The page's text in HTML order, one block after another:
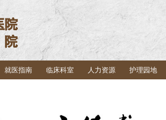
就医指南 临床科室 人力资源 护理园地